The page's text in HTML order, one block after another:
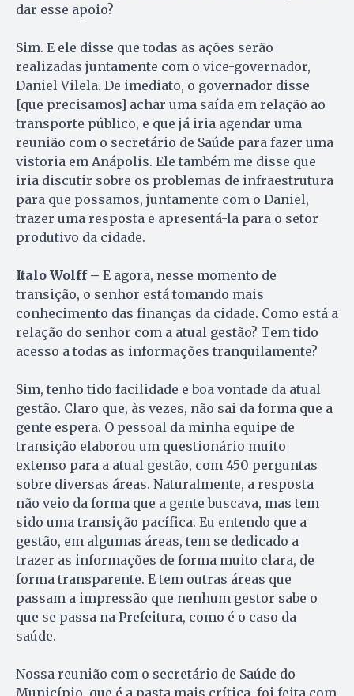
dar esse apoio?
Sim. E ele disse que todas as ações serão
realizadas juntamente com o vice-governador,
Daniel Vilela. De imediato, o governador disse
[que precisamos] achar uma saída em relação ao
transporte público, e que já iria agendar uma
reunião com o secretário de Saúde para fazer uma
vistoria em Anápolis. Ele também me disse que
iria discutir sobre os problemas de infraestrutura
para que possamos, juntamente com o Daniel,
trazer uma resposta e apresentá-la para o setor
produtivo da cidade.
Italo Wolff – E agora, nesse momento de
transição, o senhor está tomando mais
conhecimento das finanças da cidade. Como está a
relação do senhor com a atual gestão? Tem tido
acesso a todas as informações tranquilamente?
Sim, tenho tido facilidade e boa vontade da atual
gestão. Claro que, às vezes, não sai da forma que a
gente espera. O pessoal da minha equipe de
transição elaborou um questionário muito
extenso para a atual gestão, com 450 perguntas
sobre diversas áreas. Naturalmente, a resposta
não veio da forma que a gente buscava, mas tem
sido uma transição pacífica. Eu entendo que a
gestão, em algumas áreas, tem se dedicado a
trazer as informações de forma muito clara, de
forma transparente. E tem outras áreas que
passam a impressão que nenhum gestor sabe o
que se passa na Prefeitura, como é o caso da
saúde.
Nossa reunião com o secretário de Saúde do
Município, que é a pasta mais crítica, foi feita com